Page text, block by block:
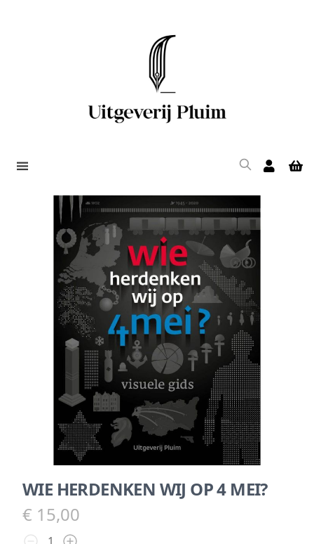
WIE HERDENKEN WIJ OP 4 MEI?
€ 15,00